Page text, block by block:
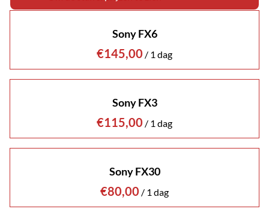
Sony FX6
/
Sony FX3
/
Sony FX30
/